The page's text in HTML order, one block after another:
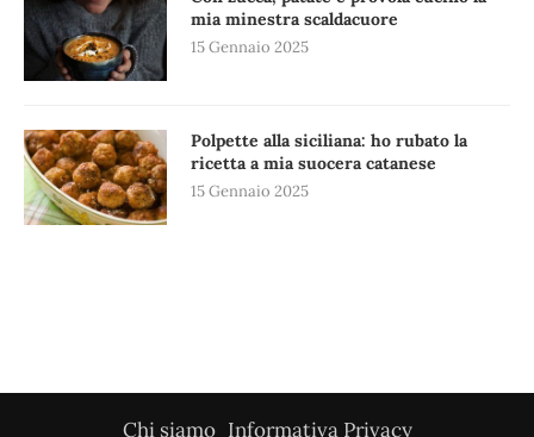
mia minestra scaldacuore
15 Gennaio 2025
Polpette alla siciliana: ho rubato la
ricetta a mia suocera catanese
15 Gennaio 2025
Chi siamo Informativa Privacy